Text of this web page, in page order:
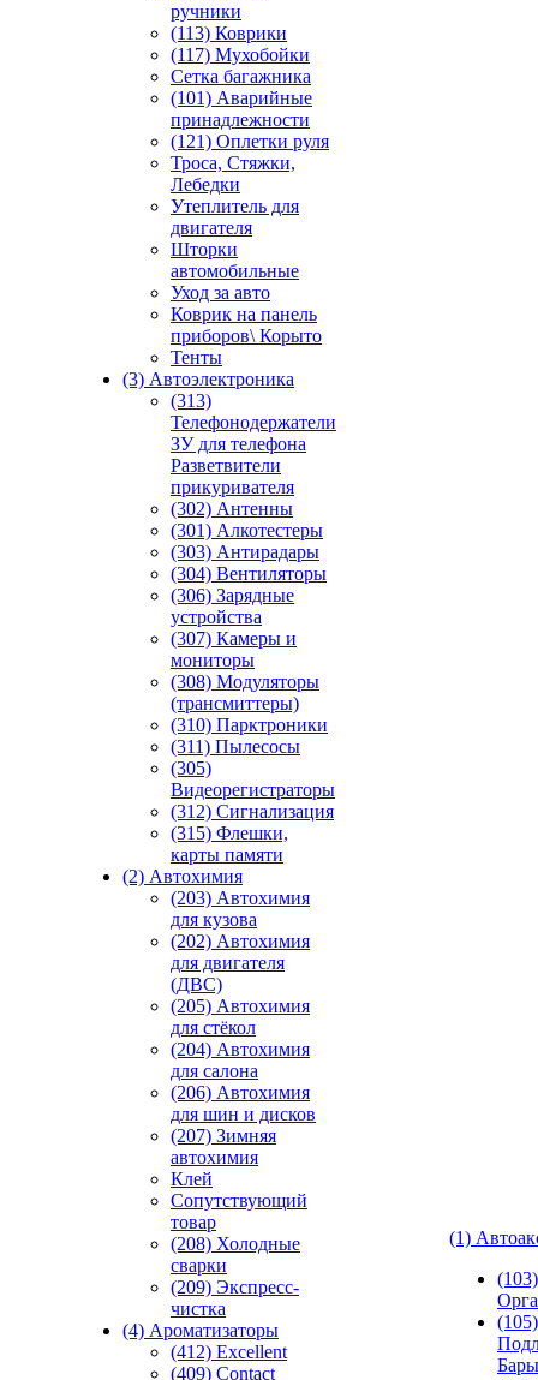
ручники
(113) Коврики
(117) Мухобойки
Сетка багажника
(101) Аварийные
принадлежности
(121) Оплетки руля
Троса, Стяжки,
Лебедки
Утеплитель для
двигателя
Шторки
автомобильные
Уход за авто
Коврик на панель
приборов\ Корыто
Тенты
(3) Автоэлектроника
(313)
Телефонодержатели
ЗУ для телефона
Разветвители
прикуривателя
(302) Антенны
(301) Алкотестеры
(303) Антирадары
(304) Вентиляторы
(306) Зарядные
устройства
(307) Камеры и
мониторы
(308) Модуляторы
(трансмиттеры)
(310) Парктроники
(311) Пылесосы
(305)
Видеорегистраторы
(312) Сигнализация
(315) Флешки,
карты памяти
(2) Автохимия
(203) Автохимия
для кузова
(202) Автохимия
для двигателя
(ДВС)
(205) Автохимия
для стёкол
(204) Автохимия
для салона
(206) Автохимия
для шин и дисков
(207) Зимняя
автохимия
Клей
Сопутствующий
товар
(208) Холодные
сварки
(209) Экспреcс-
чистка
(4) Ароматизаторы
(412) Excellent
(409) Contact
(1)
(105)
Бары